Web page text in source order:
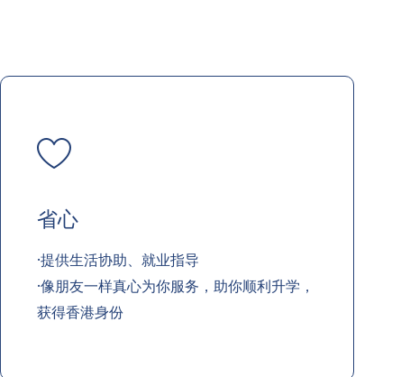
省心
·提供生活协助、就业指导
·像朋友一样真心为你服务，助你顺利升学，
获得香港身份